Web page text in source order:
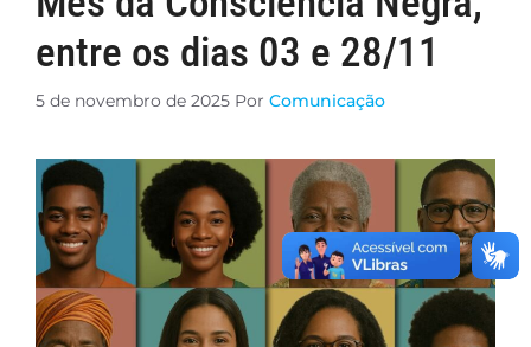
entre os dias 03 e 28/11
5 de novembro de 2025 Por Comunicação